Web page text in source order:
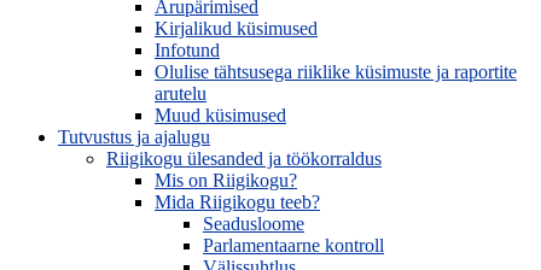
Arupärimised
Kirjalikud küsimused
Infotund
Olulise tähtsusega riiklike küsimuste ja raportite
arutelu
Muud küsimused
Tutvustus ja ajalugu
Riigikogu ülesanded ja töökorraldus
Mis on Riigikogu?
Mida Riigikogu teeb?
Seadusloome
Parlamentaarne kontroll